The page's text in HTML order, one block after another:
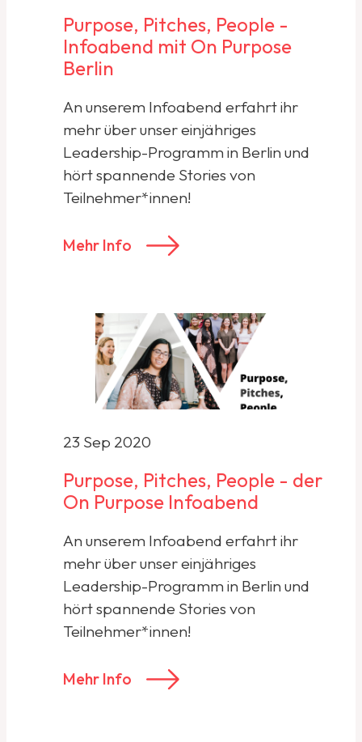
Purpose, Pitches, People -
Infoabend mit On Purpose
Berlin
An unserem Infoabend erfahrt ihr
mehr über unser einjähriges
Leadership-Programm in Berlin und
hört spannende Stories von
Teilnehmer*innen!
Mehr Info
23 Sep 2020
Purpose, Pitches, People - der
On Purpose Infoabend
An unserem Infoabend erfahrt ihr
mehr über unser einjähriges
Leadership-Programm in Berlin und
hört spannende Stories von
Teilnehmer*innen!
Mehr Info